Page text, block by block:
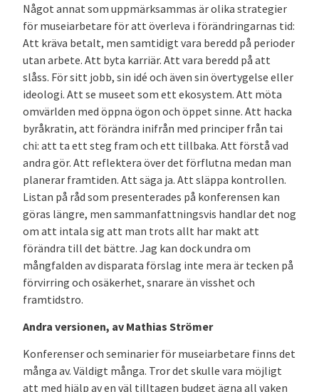
Något annat som uppmärksammas är olika strategier
för museiarbetare för att överleva i förändringarnas tid:
Att kräva betalt, men samtidigt vara beredd på perioder
utan arbete. Att byta karriär. Att vara beredd på att
slåss. För sitt jobb, sin idé och även sin övertygelse eller
ideologi. Att se museet som ett ekosystem. Att möta
omvärlden med öppna ögon och öppet sinne. Att hacka
byråkratin, att förändra inifrån med principer från tai
chi: att ta ett steg fram och ett tillbaka. Att förstå vad
andra gör. Att reflektera över det förflutna medan man
planerar framtiden. Att säga ja. Att släppa kontrollen.
Listan på råd som presenterades på konferensen kan
göras längre, men sammanfattningsvis handlar det nog
om att intala sig att man trots allt har makt att
förändra till det bättre. Jag kan dock undra om
mångfalden av disparata förslag inte mera är tecken på
förvirring och osäkerhet, snarare än visshet och
framtidstro.
Andra versionen, av Mathias Strömer
Konferenser och seminarier för museiarbetare finns det
många av. Väldigt många. Tror det skulle vara möjligt
att med hjälp av en väl tilltagen budget ägna all vaken